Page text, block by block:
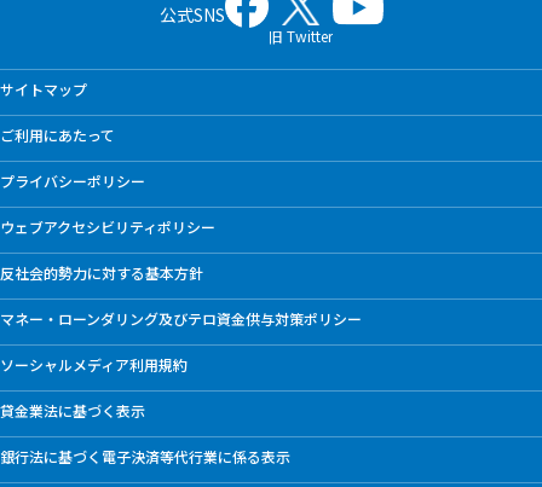
公式SNS
旧 Twitter
サイトマップ
ご利用にあたって
プライバシーポリシー
ウェブアクセシビリティポリシー
反社会的勢力に対する基本方針
マネー・ローンダリング及びテロ資金供与対策ポリシー
ソーシャルメディア利用規約
貸金業法に基づく表示
銀行法に基づく電子決済等代行業に係る表示